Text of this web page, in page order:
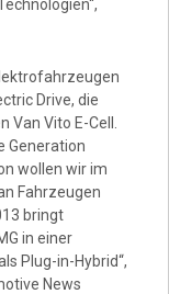
Drive, die
Vito E-Cell.
Generation
wollen wir im
Fahrzeugen
bringt
in einer
Plug-in-Hybrid“,
News